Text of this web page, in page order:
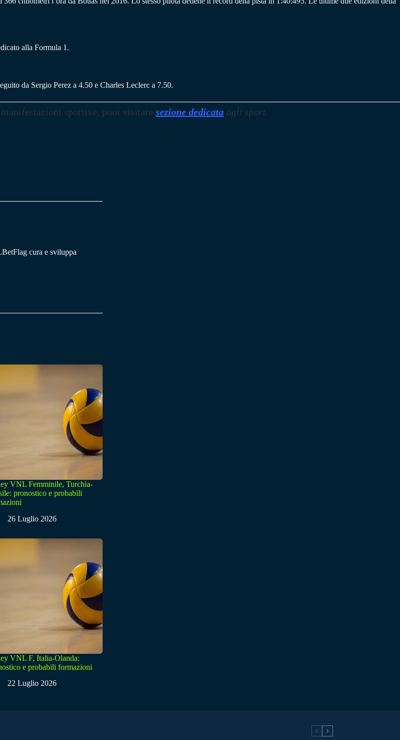
alla Formula 1.
da Sergio Perez a 4.50 e Charles Leclerc a 7.50.
manifestazioni sportive, puoi visitare sezione dedicata agli sport.
cura e sviluppa
VNL Femminile, Turchia-
pronostico e probabili
26 Luglio 2026
VNL F, Italia-Olanda:
e probabili formazioni
22 Luglio 2026